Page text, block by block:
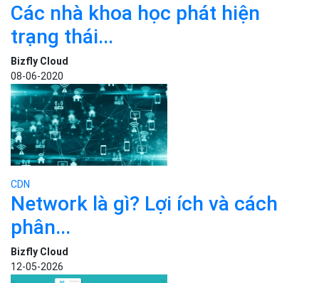
Các nhà khoa học phát hiện
trạng thái...
Bizfly Cloud
08-06-2020
CDN
Network là gì? Lợi ích và cách
phân...
Bizfly Cloud
12-05-2026